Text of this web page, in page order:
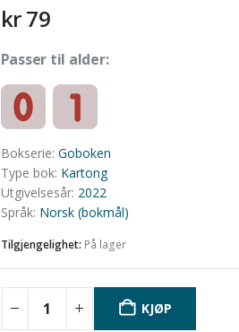
kr79
Passer til alder:
Bokserie: Goboken
Type bok: Kartong
Utgivelsesår: 2022
Språk: Norsk (bokmål)
Tilgjengelighet: På lager
KJØP